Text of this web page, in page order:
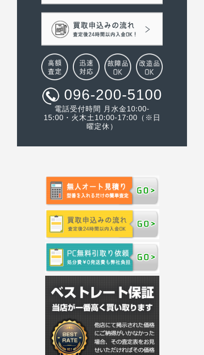
096-200-5100
電話受付時間 月水金10:00-
15:00・火木土10:00-17:00（※日
曜定休）